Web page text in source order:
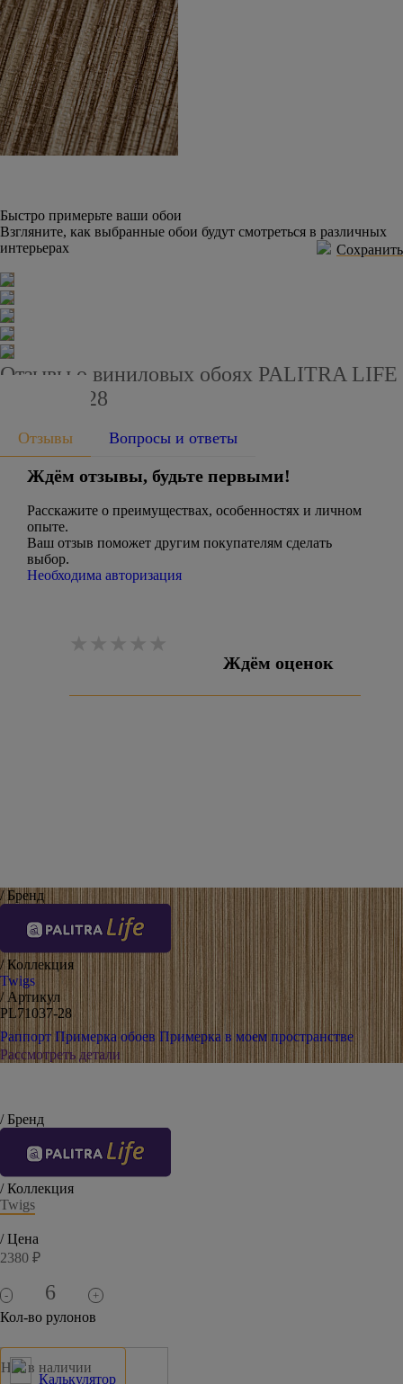
Быстро примерьте ваши обои
Взгляните, как выбранные обои будут смотреться в различных
интерьерах
Сохранить
Отзывы о виниловых обоях PALITRA LIFE
PL71037-28
Отзывы Вопросы и ответы
Ждём отзывы, будьте первыми!
Расскажите о преимуществах, особенностях и личном
опыте.
Ваш отзыв поможет другим покупателям сделать
выбор.
Необходима авторизация
Ждём оценок
/ Бренд
/ Коллекция
Twigs
/ Артикул
PL71037-28
Раппорт Примерка обоев Примерка в моем пространстве
Рассмотреть детали
/ Бренд
/ Коллекция
Twigs
/ Цена
2380 ₽
- +
Кол-во рулонов
Калькулятор
Нет в наличии